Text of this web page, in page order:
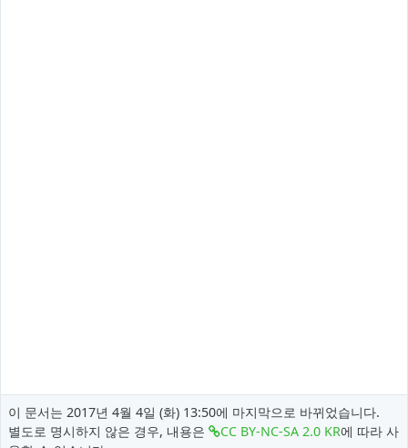
이 문서는 2017년 4월 4일 (화) 13:50에 마지막으로 바뀌었습니다.
별도로 명시하지 않은 경우, 내용은
CC BY-NC-SA 2.0 KR에 따라 사